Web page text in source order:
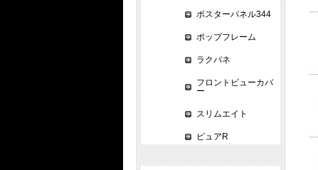
ポスターパネル344
ポップフレーム
ラクパネ
フロントビューカバ
ー
スリムエイト
ピュアR